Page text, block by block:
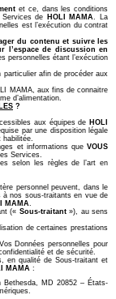
et ce, dans les conditions
Services de HOLI MAMA
. La
est l’exécution du contrat
du contenu et suivre les
l’espace de discussion en
personnelles étant l’exécution
particulier afin de procéder aux
MAMA, aux fins de connaitre
d’alimentation.
?
aux équipes de HOLI
par une disposition légale
et informations queVOUS
Services.
selon les règles de l’art en
personnel peuvent, dans le
à nos sous-traitants en vue de
MAMA
(« Sous-traitant»), au sens
de certaines prestations
Données personnelles pour
et de sécurité.
en qualité de Sous-traitant et
MAMA :
Bethesda, MD 20852 – États-